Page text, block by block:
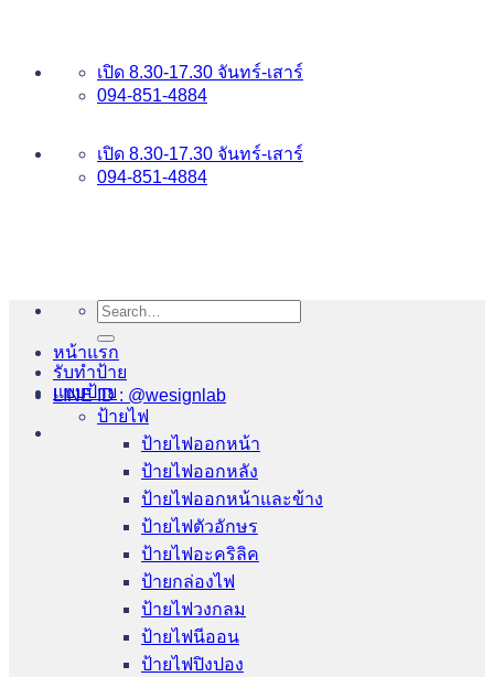
เปิด 8.30-17.30 จันทร์-เสาร์
094-851-4884
เปิด 8.30-17.30 จันทร์-เสาร์
094-851-4884
LINE ID : @wesignlab
Search
for:
หน้าแรก
รับทำป้าย
แบบป้าย
ป้ายไฟ
ป้ายไฟออกหน้า
ป้ายไฟออกหลัง
ป้ายไฟออกหน้าและข้าง
ป้ายไฟตัวอักษร
ป้ายไฟอะคริลิค
ป้ายกล่องไฟ
ป้ายไฟวงกลม
ป้ายไฟนีออน
ป้ายไฟปิงปอง